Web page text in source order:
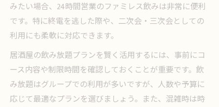
みたい場合、24時間営業のファミレス飲みは非常に便利
です。特に終電を逃した際や、二次会・三次会としての
利用にも柔軟に対応できます。
居酒屋の飲み放題プランを賢く活用するには、事前にコ
ース内容や制限時間を確認しておくことが重要です。飲
み放題はグループでの利用が多いですが、人数や予算に
応じて最適なプランを選びましょう。また、混雑時は時